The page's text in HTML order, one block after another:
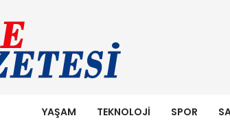
YAŞAM TEKNOLOJI SPOR